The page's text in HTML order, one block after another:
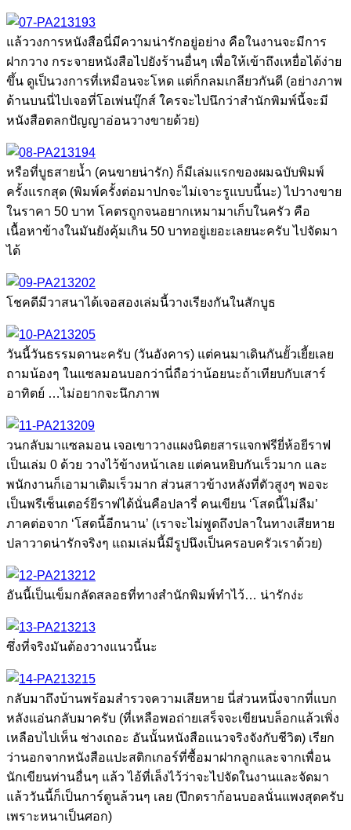
แล้ววงการหนังสือนี่มีความน่ารักอยู่อย่าง คือในงานจะมีการ
ฝากวาง กระจายหนังสือไปยังร้านอื่นๆ เพื่อให้เข้าถึงเหยื่อได้ง่าย
ขึ้น ดูเป็นวงการที่เหมือนจะโหด แต่ก็กลมเกลียวกันดี (อย่างภาพ
ด้านบนนี่ไปเจอที่โอเพ่นบุ๊กส์ ใครจะไปนึกว่าสำนักพิมพ์นี้จะมี
หนังสือตลกปัญญาอ่อนวางขายด้วย)
หรือที่บูธสายน้ำ (คนขายน่ารัก) ก็มีเล่มแรกของผมฉบับพิมพ์
ครั้งแรกสุด (พิมพ์ครั้งต่อมาปกจะไม่เจาะรูแบบนี้นะ) ไปวางขาย
ในราคา 50 บาท โคตรถูกจนอยากเหมามาเก็บในครัว คือ
เนื้อหาข้างในมันยังคุ้มเกิน 50 บาทอยู่เยอะเลยนะครับ ไปจัดมา
ได้
โชคดีมีวาสนาได้เจอสองเล่มนี้วางเรียงกันในสักบูธ
วันนี้วันธรรมดานะครับ (วันอังคาร) แต่คนมาเดินกันยั้วเยี้ยเลย
ถามน้องๆ ในแซลมอนบอกว่านี่ถือว่าน้อยนะถ้าเทียบกับเสาร์
อาทิตย์ …ไม่อยากจะนึกภาพ
วนกลับมาแซลมอน เจอเขาวางแผงนิตยสารแจกฟรียี่ห้อยีราฟ
เป็นเล่ม 0 ด้วย วางไว้ข้างหน้าเลย แต่คนหยิบกันเร็วมาก และ
พนักงานก็เอามาเติมเร็วมาก ส่วนสาวข้างหลังที่ตัวสูงๆ พอจะ
เป็นพรีเซ็นเตอร์ยีราฟได้นั่นคือปลารี่ คนเขียน ‘โสดนี้ไม่ลืม’
ภาคต่อจาก ‘โสดนี้อีกนาน’ (เราจะไม่พูดถึงปลาในทางเสียหาย
ปลาวาดน่ารักจริงๆ แถมเล่มนี้มีรูปนึงเป็นครอบครัวเราด้วย)
อันนี้เป็นเข็มกลัดสลอธที่ทางสำนักพิมพ์ทำไว้… น่ารักง่ะ
ซึ่งที่จริงมันต้องวางแนวนี้นะ
กลับมาถึงบ้านพร้อมสำรวจความเสียหาย นี่ส่วนหนึ่งจากที่แบก
หลังแอ่นกลับมาครับ (ที่เหลือพอถ่ายเสร็จจะเขียนบล็อกแล้วเพิ่ง
เหลือบไปเห็น ช่างเถอะ อันนั้นหนังสือแนวจริงจังกับชีวิต) เรียก
ว่านอกจากหนังสือแปะสติกเกอร์ที่ซื้อมาฝากลูกและจากเพื่อน
นักเขียนท่านอื่นๆ แล้ว ไอ้ที่เล็งไว้ว่าจะไปจัดในงานและจัดมา
แล้ววันนี้ก็เป็นการ์ตูนล้วนๆ เลย (ปึกดราก้อนบอลนั่นแพงสุดครับ
เพราะหนาเป็นศอก)